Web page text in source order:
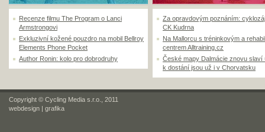
Recenze filmu The Program o Lanci
Armstrongovi
Exkluzivní kožené pouzdro na mobil Bellroy
Elements Phone Pocket
Author Ronin: kolo pro dobrodruhy
Za opravdovým poznáním:
CK Kudrna
Na Mallorcu s tréninkovým a
centrem Alltraining.cz
České mapy Dalmácie znovu slaví
k dostání jsou už i v Chorvatsku
Copyright © Cycling Media s.r.o., 2011
webdesign | grafika